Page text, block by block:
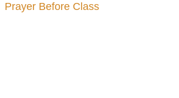
Prayer Before Class